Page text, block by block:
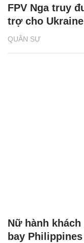
QUÂN SỰ
FPV Nga truy
trợ cho
Nữ hành
bay